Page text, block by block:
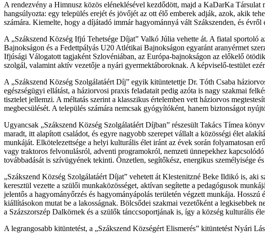
A rendezvény a Himnusz közös eléneklésével kezdődött, majd a KaDarKa Társulat
hangsúlyozta: egy település erejét és jövőjét az ott élő emberek adják, azok, akik
számára. Kiemelte, hogy a díjátadó immár hagyománnyá vált Szákszenden, és
A „Szákszend Község Ifjú Tehetsége Díjat” Valkó Júlia vehette át. A fiatal
Bajnokságon és a Fedettpályás U20 Atlétikai Bajnokságon egyaránt aranyérmet
Ifjúsági Válogatott tagjaként Szlovéniában, az Európa-bajnokságon az előkelő
szolgál, valamint aktív vezetője a nyári gyermektáboroknak. A képviselő-testület
A „Szákszend Község Szolgálatáért Díj” egyik kitüntetettje Dr. Tóth Csaba
egészségügyi ellátást, a háziorvosi praxis feladatait pedig azóta is nagy szakmai
tisztelet jellemzi. A méltatás szerint a klasszikus értelemben vett háziorvos
megbecsülését. A település számára nemcsak gyógyítóként, hanem biztonságot
Ugyancsak „Szákszend Község Szolgálatáért Díjban” részesült Takács Tímea
maradt, itt alapított családot, és egyre nagyobb szerepet vállalt a közösségi élet
munkáját. Elkötelezettsége a helyi kulturális élet iránt az évek során folyamatosan
vagy traktoros felvonulásról, adventi programokról, nemzeti ünnepekhez
továbbadását is szívügyének tekinti. Önzetlen, segítőkész, energikus személyisége
„Szákszend Község Szolgálatáért Díjat” vehetett át Klestenitzné Beke Ildikó is, aki
keresztül vezette a szülői munkaközösséget, aktívan segítette a pedagógusok
jelentős a hagyományőrzés és hagyományápolás területén végzett munkája.
kiállításokon mutat be a lakosságnak. Bölcsődei szakmai vezetőként a legkisebbek
a Százszorszép Dalkörnek és a szülők tánccsoportjának is, így a község kulturális
A legrangosabb kitüntetést, a „Szákszend Községért Elismerés” kitüntetést Nyári